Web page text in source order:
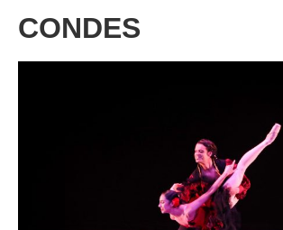
CONDES